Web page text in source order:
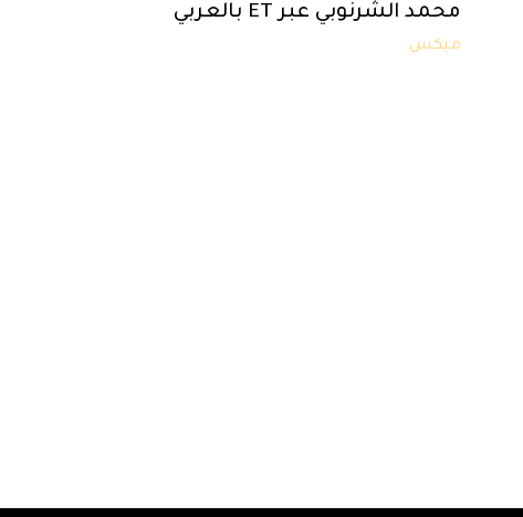
محمد الشرنوبي عبر ET بالعربي
ميكس